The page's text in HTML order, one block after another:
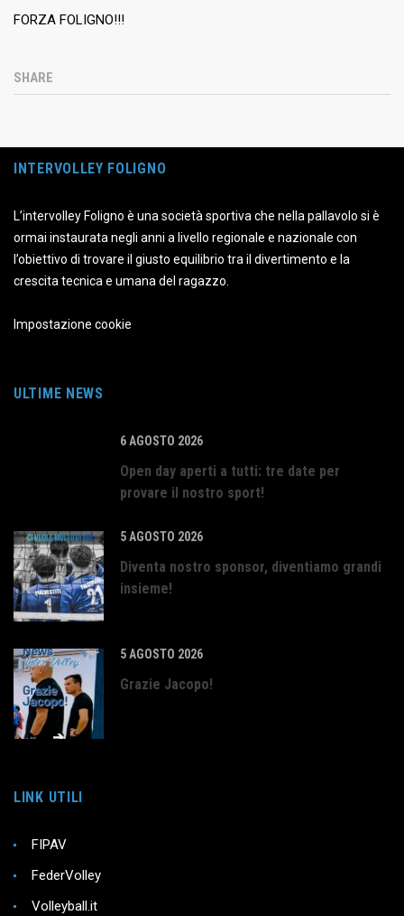
FORZA FOLIGNO!!!
SHARE
INTERVOLLEY FOLIGNO
L’intervolley Foligno è una società sportiva che nella pallavolo si è
ormai instaurata negli anni a livello regionale e nazionale con
l’obiettivo di trovare il giusto equilibrio tra il divertimento e la
crescita tecnica e umana del ragazzo.
Impostazione cookie
ULTIME NEWS
6 AGOSTO 2026
Open day aperti a tutti: tre date per
provare il nostro sport!
5 AGOSTO 2026
Diventa nostro sponsor, diventiamo grandi
insieme!
5 AGOSTO 2026
Grazie Jacopo!
LINK UTILI
FIPAV
FederVolley
Volleyball.it